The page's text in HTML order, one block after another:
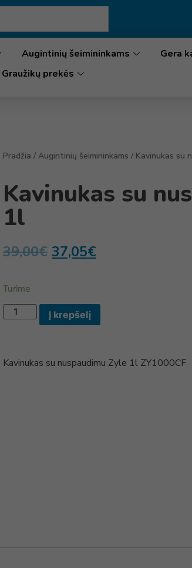
Augintinių šeimininkams
Gera
Graužikų prekės
Pradžia / Augintinių šeimininkams / Kavinukas su
Kavinukas su
1l
39,00€ 37,05€
Turime
Į krepšelį
Kavinukas su nuspaudimu Zyle 1l ZY1000CF